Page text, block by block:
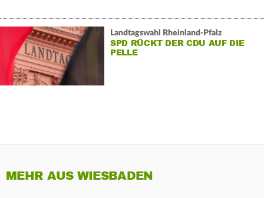
Landtagswahl Rheinland-Pfalz
SPD RÜCKT DER CDU AUF DIE
PELLE
MEHR AUS WIESBADEN